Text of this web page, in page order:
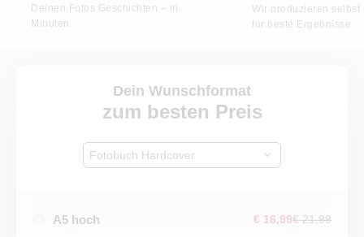
Deinen Fotos Geschichten – in
Minuten.
Wir produzieren selbst
für beste Ergebnisse.
Dein Wunschformat
zum besten Preis
Fotobuch Hardcover
A5 hoch € 16,99€ 21,99